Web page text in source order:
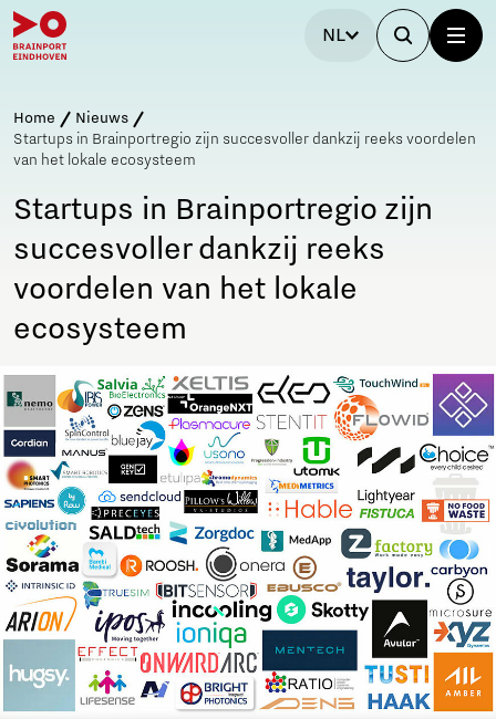
NL
Home
Nieuws
Startups in Brainportregio zijn succesvoller dankzij reeks voordelen
van het lokale ecosysteem
Startups in Brainportregio zijn
succesvoller dankzij reeks
voordelen van het lokale
ecosysteem